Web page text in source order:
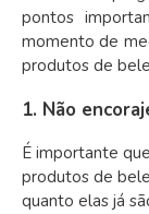
pontos
momento de
produtos de
1. Não
É importante
produtos de
quanto elas já